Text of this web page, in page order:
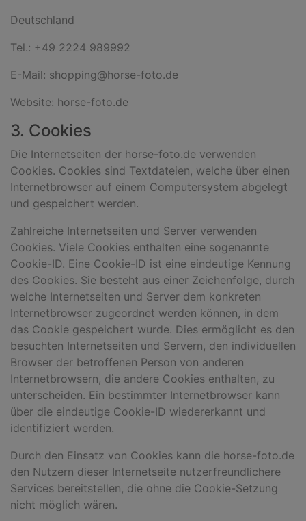
Deutschland
Tel.: +49 2224 989992
E-Mail: shopping@horse-foto.de
Website: horse-foto.de
3. Cookies
Die Internetseiten der horse-foto.de verwenden
Cookies. Cookies sind Textdateien, welche über einen
Internetbrowser auf einem Computersystem abgelegt
und gespeichert werden.
Zahlreiche Internetseiten und Server verwenden
Cookies. Viele Cookies enthalten eine sogenannte
Cookie-ID. Eine Cookie-ID ist eine eindeutige Kennung
des Cookies. Sie besteht aus einer Zeichenfolge, durch
welche Internetseiten und Server dem konkreten
Internetbrowser zugeordnet werden können, in dem
das Cookie gespeichert wurde. Dies ermöglicht es den
besuchten Internetseiten und Servern, den individuellen
Browser der betroffenen Person von anderen
Internetbrowsern, die andere Cookies enthalten, zu
unterscheiden. Ein bestimmter Internetbrowser kann
über die eindeutige Cookie-ID wiedererkannt und
identifiziert werden.
Durch den Einsatz von Cookies kann die horse-foto.de
den Nutzern dieser Internetseite nutzerfreundlichere
Services bereitstellen, die ohne die Cookie-Setzung
nicht möglich wären.